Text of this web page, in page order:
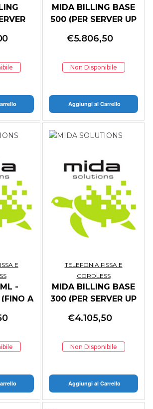
MIDA BILLING BASE
500 (PER SERVER UP
€5.806,50
Non Disponibile
Aggiungi al Carrello
E
-
A
TELEFONIA FISSA E
CORDLESS
MIDA BILLING BASE
300 (PER SERVER UP
€4.105,50
Non Disponibile
Aggiungi al Carrello